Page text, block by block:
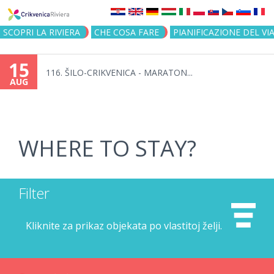
Jump to navigation
SCOPRI LA RIVIERA CHE COSA FARE PIANIFICAZIONE DEL
15
AUG
116. ŠILO-CRIKVENICA - MARATON...
WHERE TO STAY?
Filter
Kliknite za prikaz objekata po vlastitoj želji.